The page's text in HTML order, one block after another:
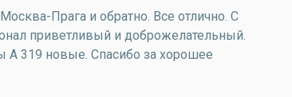
Прага и обратно. Все отлично. С
приветливый и доброжелательный.
А 319 новые. Спасибо за хорошее